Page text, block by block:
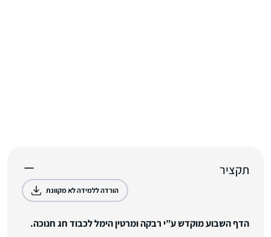
תקציר
הורדה ללמידה לא מקוונת
הדף השבוע מוקדש ע”י רבקה ומרטין הימל לכבוד חג חנוכה.